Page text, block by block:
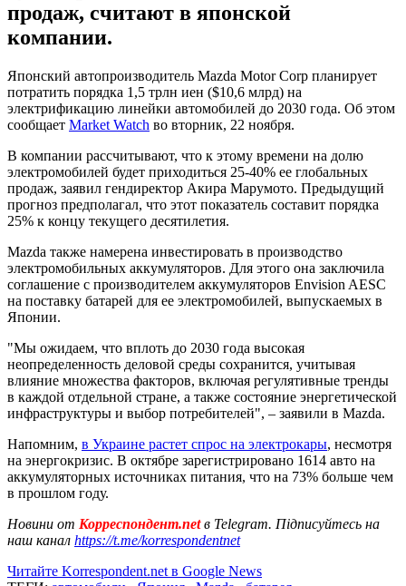
продаж, считают в японской
компании.
Японский автопроизводитель Mazda Motor Corp планирует
потратить порядка 1,5 трлн иен ($10,6 млрд) на
электрификацию линейки автомобилей до 2030 года. Об этом
сообщает Market Watch во вторник, 22 ноября.
В компании рассчитывают, что к этому времени на долю
электромобилей будет приходиться 25-40% ее глобальных
продаж, заявил гендиректор Акира Марумото. Предыдущий
прогноз предполагал, что этот показатель составит порядка
25% к концу текущего десятилетия.
Mazda также намерена инвестировать в производство
электромобильных аккумуляторов. Для этого она заключила
соглашение с производителем аккумуляторов Envision AESC
на поставку батарей для ее электромобилей, выпускаемых в
Японии.
"Мы ожидаем, что вплоть до 2030 года высокая
неопределенность деловой среды сохранится, учитывая
влияние множества факторов, включая регулятивные тренды
в каждой отдельной стране, а также состояние энергетической
инфраструктуры и выбор потребителей", – заявили в Mazda.
Напомним, в Украине растет спрос на электрокары, несмотря
на энергокризис. В октябре зарегистрировано 1614 авто на
аккумуляторных источниках питания, что на 73% больше чем
в прошлом году.
Новини от Корреспондент.netв Telegram. Підписуйтесь на
наш канал https://t.me/korrespondentnet
Читайте Korrespondent.net в Google News